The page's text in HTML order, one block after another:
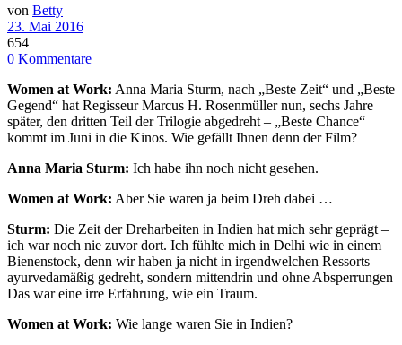
von Betty
23. Mai 2016
654
0 Kommentare
Women at Work: Anna Maria Sturm, nach „Beste Zeit“ und „Beste
Gegend“ hat Regisseur Marcus H. Rosenmüller nun, sechs Jahre
später, den dritten Teil der Trilogie abgedreht – „Beste Chance“
kommt im Juni in die Kinos. Wie gefällt Ihnen denn der Film?
Anna Maria Sturm: Ich habe ihn noch nicht gesehen.
Women at Work: Aber Sie waren ja beim Dreh dabei …
Sturm: Die Zeit der Dreharbeiten in Indien hat mich sehr geprägt –
ich war noch nie zuvor dort. Ich fühlte mich in Delhi wie in einem
Bienenstock, denn wir haben ja nicht in irgendwelchen Ressorts
ayurvedamäßig gedreht, sondern mittendrin und ohne Absperrungen
Das war eine irre Erfahrung, wie ein Traum.
Women at Work: Wie lange waren Sie in Indien?